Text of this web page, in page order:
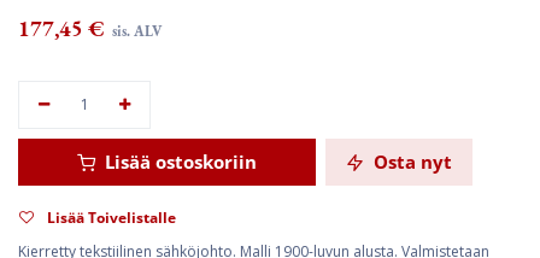
177,45 € sis. ALV
Lisää ostoskoriin Osta nyt
Lisää Toivelistalle
Kierretty tekstiilinen sähköjohto. Malli 1900-luvun alusta. Valmistetaan